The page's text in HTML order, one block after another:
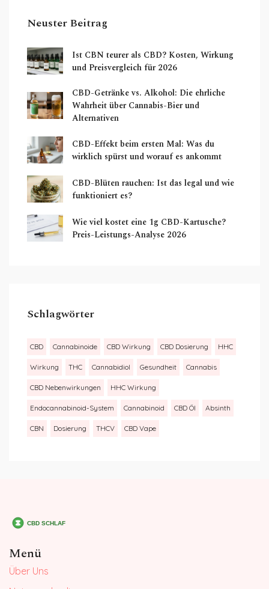
Neuster Beitrag
Ist CBN teurer als CBD? Kosten, Wirkung
und Preisvergleich für 2026
CBD-Getränke vs. Alkohol: Die ehrliche
Wahrheit über Cannabis-Bier und
Alternativen
CBD-Effekt beim ersten Mal: Was du
wirklich spürst und worauf es ankommt
CBD-Blüten rauchen: Ist das legal und wie
funktioniert es?
Wie viel kostet eine 1g CBD-Kartusche?
Preis-Leistungs-Analyse 2026
Schlagwörter
CBD Cannabinoide CBD Wirkung CBD Dosierung HHC
Wirkung THC Cannabidiol Gesundheit Cannabis
CBD Nebenwirkungen HHC Wirkung
Endocannabinoid-System Cannabinoid CBD Öl Absinth
CBN Dosierung THCV CBD Vape
Menü
Über Uns